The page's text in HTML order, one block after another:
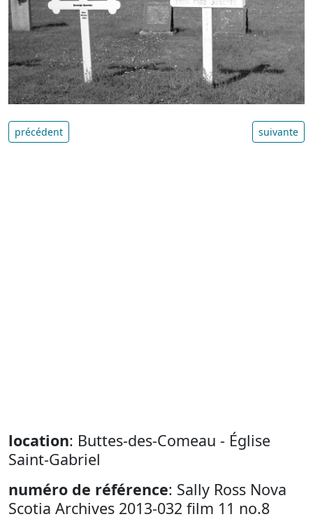
précédent suivante
location: Buttes-des-Comeau - Église
Saint-Gabriel
numéro de référence: Sally Ross Nova
Scotia Archives 2013-032 film 11 no.8